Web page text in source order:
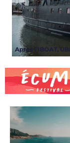
Après l’IBOAT,